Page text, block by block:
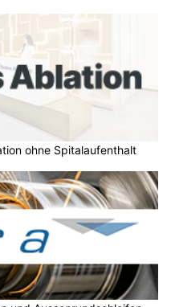
ohne Spitalaufenthalt